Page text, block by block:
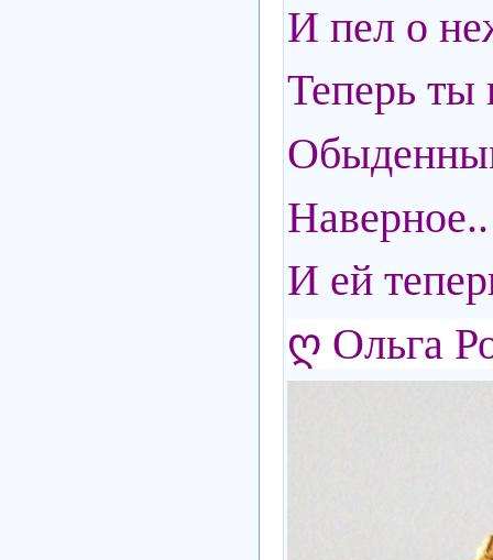
И пел о
Теперь ты
И ей
ღ Ольга